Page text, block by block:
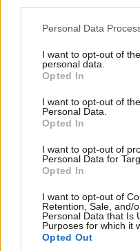
Please note that this
not limited to your visit or
grant or deny consent to
use your data for below
consent section.
Personal Data
I want to opt-out of
personal data.
Opted In
I want to opt-out of
Personal Data.
Opted In
I want to opt-out of
Personal Data for
Opted In
I want to opt-out of
Retention, Sale, and/
Personal Data that Is
Purposes for which it
Opted Out
ΠΡΟΣΘΕΣΤΕ ΤΟ